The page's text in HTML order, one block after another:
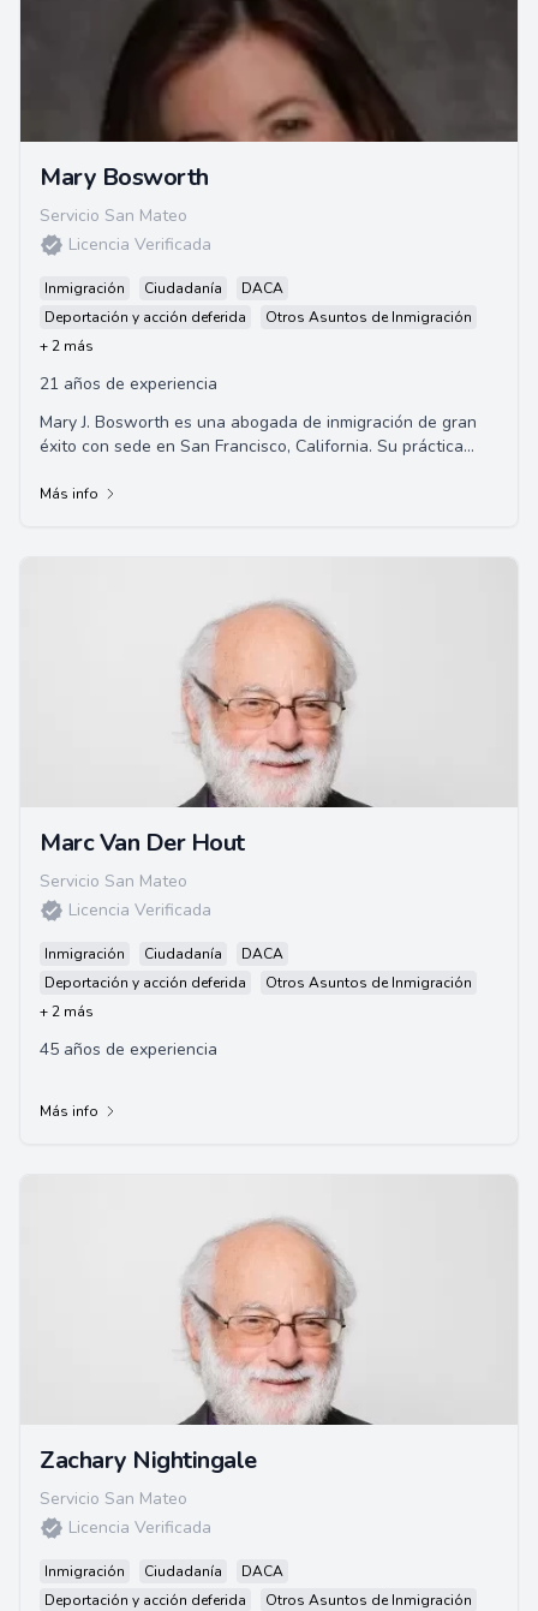
Mary Bosworth
Servicio San Mateo
Licencia Verificada
Inmigración Ciudadanía
DACA
Deportación y acción deferida
Otros Asuntos de Inmigración
+ 2 más
21 años de experiencia
Mary J. Bosworth es una abogada de inmigración de gran
éxito con sede en San Francisco, California. Su práctica
Más info
Marc Van Der Hout
Servicio San Mateo
Licencia Verificada
Inmigración Ciudadanía
DACA
Deportación y acción deferida
Otros Asuntos de Inmigración
+ 2 más
45 años de experiencia
Más info
Zachary Nightingale
Servicio San Mateo
Licencia Verificada
Inmigración Ciudadanía
DACA
Deportación y acción deferida
Otros Asuntos de Inmigración